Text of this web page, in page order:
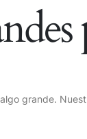
grande.